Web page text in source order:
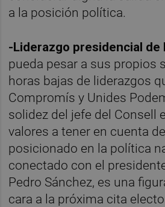
a la posición política.
-Liderazgo presidencial de
pueda pesar a sus propios
horas bajas de liderazgos
Compromís y Unides
solidez del jefe del Consell
valores a tener en cuenta
posicionado en la política
conectado con el
Pedro Sánchez, es una
cara a la próxima cita